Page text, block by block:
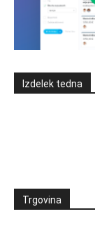
Izdelek tedna
Trgovina